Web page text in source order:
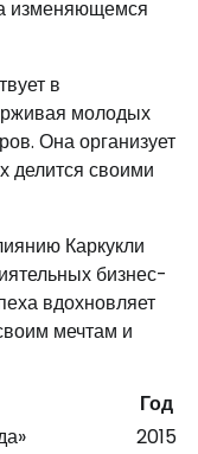
изменяющемся
в
молодых
Она организует
делится своими
Каркукли
бизнес-
вдохновляет
мечтам и
Год
2015